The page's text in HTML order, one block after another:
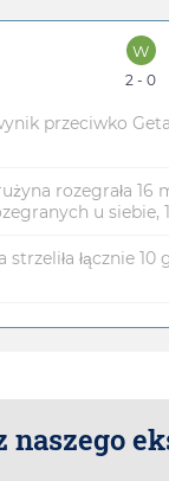
W
2 - 0
przeciwko
rozegrała 16
u siebie,
łącznie 10